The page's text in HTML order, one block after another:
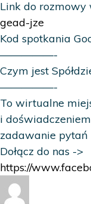
Link do rozmowy
gead-jze
Kod spotkania
—————-
Czym jest
—————-
To wirtualne
i
zadawanie
Dołącz do nas ->
https://